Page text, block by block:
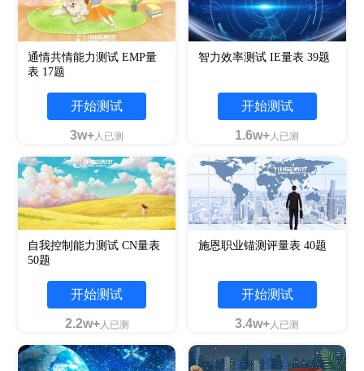
通情共情能力测试 EMP量
表 17题
开始测试
3w+人已测
智力效率测试 IE量表 39题
开始测试
1.6w+人已测
自我控制能力测试 CN量表
50题
开始测试
2.2w+人已测
施恩职业锚测评量表 40题
开始测试
3.4w+人已测